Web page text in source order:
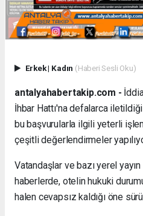
Erkek| Kadın (Haberi Sesli Oku)
antalyahabertakip.com -
İhbar Hattı'na defalarca
bu başvurularla ilgili yeterli
çeşitli değerlendirmeler
Vatandaşlar ve bazı yerel
haberlerde, otelin hukuki
halen cevapsız kaldığı öne